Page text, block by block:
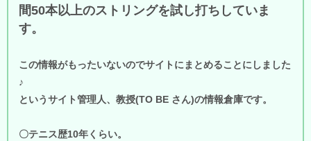
間50本以上のストリングを試し打ちしていま
す。
この情報がもったいないのでサイトにまとめることにしました
♪
というサイト管理人、教授(TO BE さん)の情報倉庫です。
〇テニス歴10年くらい。